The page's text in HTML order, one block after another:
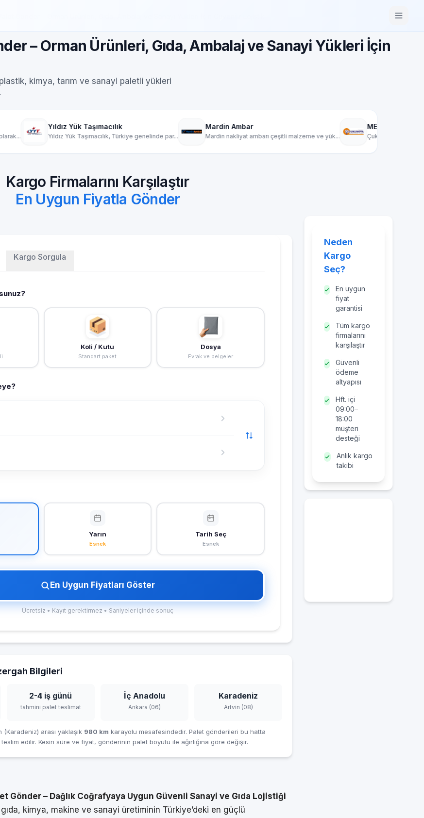
– Orman Ürünleri, Gıda, Ambalaj ve Sanayi Yükleri İçin
kimya, tarım ve sanayi paletli yükleri
Yük Taşımacılık
Yük Taşımacılık, Türkiye genelinde par... Mardin nakliyat ambarı çeşitli malzeme ve yük...
MEGA ÇUKUROVA KARGO
Çukurova Kargo, yurt içi kargo ve
Kargo Firmalarını Karşılaştır
En Uygun Fiyatla Gönder
Kargo Sorgula
Koli / Kutu
Standart paket
Dosya
Evrak ve belgeler
Yarın
Esnek
Tarih Seç
Esnek
En Uygun Fiyatları Göster
Ücretsiz • Kayıt gerektirmez • Saniyeler içinde sonuç
Bilgileri
2-4 iş günü
tahmini palet teslimat
İç Anadolu
Ankara (06)
Karadeniz
Artvin (08)
arası yaklaşık 980 km karayolu mesafesindedir. Palet gönderileri bu hatta
edilir. Kesin süre ve fiyat, gönderinin palet boyutu ile ağırlığına göre değişir.
Gönder – Dağlık Coğrafyaya Uygun Güvenli Sanayi ve Gıda Lojistiği
kimya, makine ve sanayi üretiminin Türkiye’deki en güçlü
Neden
Kargo
Seç?
En uygun
fiyat
garantisi
Tüm kargo
firmalarını
karşılaştır
Güvenli
ödeme
altyapısı
Hft. içi
09:00–
18:00
müşteri
desteği
Anlık kargo
takibi